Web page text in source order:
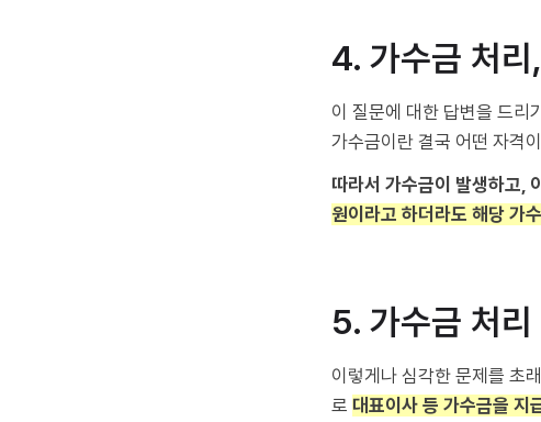
4. 가수금 처
이 질문에 대한 답변을 드리
가수금이란 결국 어떤 자격
따라서 가수금이 발생하고,
원이라고 하더라도 해당 가
5. 가수금 처리
이렇게나 심각한 문제를 초
로 대표이사 등 가수금을 지